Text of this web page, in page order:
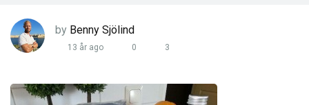
by Benny Sjölind
13 år ago 0 3